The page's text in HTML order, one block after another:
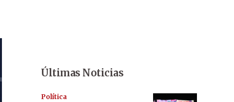
Últimas Noticias
Política